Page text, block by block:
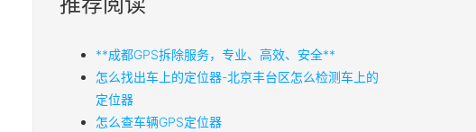
**成都GPS拆除服务，专业、高效、安全**
怎么找出车上的定位器-北京丰台区怎么检测车上的
定位器
怎么查车辆GPS定位器